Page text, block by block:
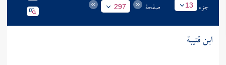
جزء 13 صفحة 297
ابن قتيبة